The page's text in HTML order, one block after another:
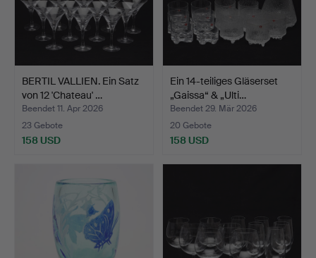
BERTIL VALLIEN. Ein Satz
von 12 'Chateau' …
Beendet 11. Apr 2026
23 Gebote
158 USD
Ein 14-teiliges Gläserset
„Gaissa“ & „Ulti…
Beendet 29. Mär 2026
20 Gebote
158 USD